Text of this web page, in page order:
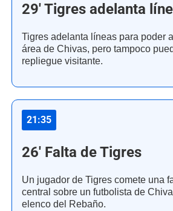
29' Tigres adelanta
Tigres adelanta líneas para poder
área de Chivas, pero tampoco
repliegue visitante.
21:35
26' Falta de Tigres
Un jugador de Tigres comete una
central sobre un futbolista de
elenco del Rebaño.